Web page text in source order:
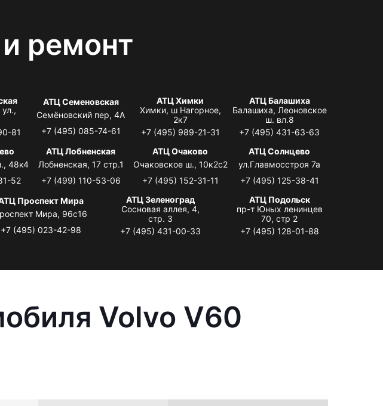
ремонт
81
АТЦ Семеновская
Семёновский пер, 4А
+7 (495) 085-74-61
АТЦ Химки
Химки, ш Нагорное,
2к7
+7 (495) 989-21-31
АТЦ Балашиха
Балашиха, Леоновское
ш. вл.8
+7 (495) 431-63-63
48к4
52
АТЦ Лобненская
Лобненская, 17 стр.1
+7 (499) 110-53-06
АТЦ Очаково
Очаковское ш., 10к2с2
+7 (495) 152-31-11
АТЦ Солнцево
ул.Главмосстроя 7а
+7 (495) 125-38-41
Проспект Мира
Мира, 96с16
+7 (495) 023-42-98
АТЦ Зеленоград
Сосновая аллея, 4,
стр. 3
+7 (495) 431-00-33
АТЦ Подольск
пр-т Юных ленинцев
70, стр 2
+7 (495) 128-01-88
Volvo V60